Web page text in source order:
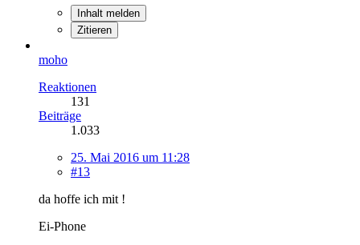
Inhalt melden
Zitieren
moho
Reaktionen
131
Beiträge
1.033
25. Mai 2016 um 11:28
#13
da hoffe ich mit !
Ei-Phone